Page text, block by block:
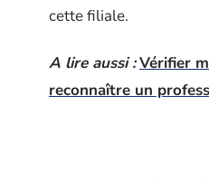
cette filiale.
A lire aussi :Vérifier
reconnaître un